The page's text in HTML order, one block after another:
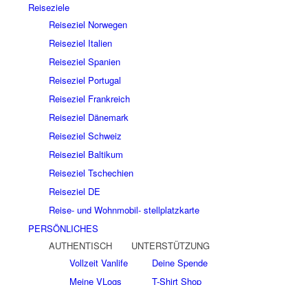
Reiseziele
Reiseziel Norwegen
Reiseziel Italien
Reiseziel Spanien
Reiseziel Portugal
Reiseziel Frankreich
Reiseziel Dänemark
Reiseziel Schweiz
Reiseziel Baltikum
Reiseziel Tschechien
Reiseziel DE
Reise- und Wohnmobil- stellplatzkarte
PERSÖNLICHES
AUTHENTISCH
Vollzeit Vanlife
Meine VLogs
UNTERSTÜTZUNG
Deine Spende
T-Shirt Shop